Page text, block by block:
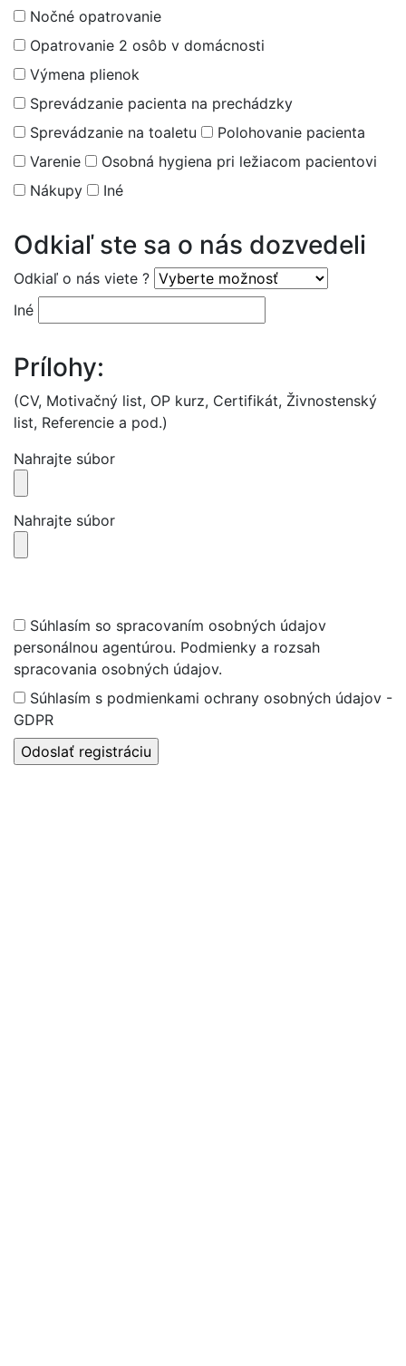
Nočné opatrovanie
Opatrovanie 2 osôb v domácnosti
Výmena plienok
Sprevádzanie pacienta na prechádzky
Sprevádzanie na toaletu
Polohovanie pacienta
Varenie
Osobná hygiena pri ležiacom pacientovi
Nákupy
Iné
Odkiaľ ste sa o nás dozvedeli
Odkiaľ o nás viete ?
Iné
Prílohy:
(CV, Motivačný list, OP kurz, Certifikát, Živnostenský
list, Referencie a pod.)
Nahrajte súbor
Nahrajte súbor
Súhlasím so spracovaním osobných údajov
personálnou agentúrou. Podmienky a rozsah
spracovania osobných údajov.
Súhlasím s podmienkami ochrany osobných údajov -
GDPR